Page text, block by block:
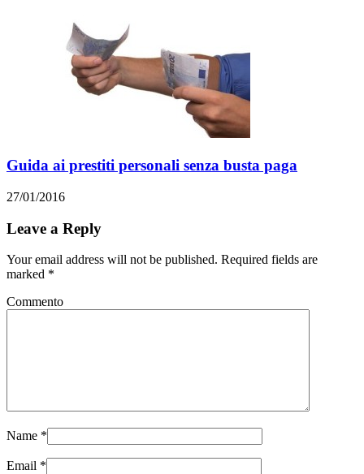
Guida ai prestiti personali senza busta paga
27/01/2016
Leave a Reply
Your email address will not be published. Required fields are
marked *
Commento
Name *
Email *